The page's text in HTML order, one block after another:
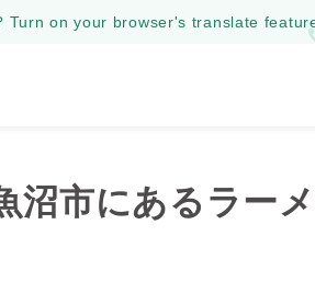
Turn on your browser's translate
沼市にあるラー